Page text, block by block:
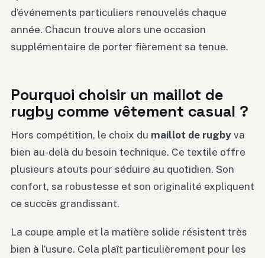
d’événements particuliers renouvelés chaque
année. Chacun trouve alors une occasion
supplémentaire de porter fièrement sa tenue.
Pourquoi choisir un maillot de
rugby comme vêtement casual ?
Hors compétition, le choix du maillot de rugby va
bien au-delà du besoin technique. Ce textile offre
plusieurs atouts pour séduire au quotidien. Son
confort, sa robustesse et son originalité expliquent
ce succès grandissant.
La coupe ample et la matière solide résistent très
bien à l’usure. Cela plaît particulièrement pour les